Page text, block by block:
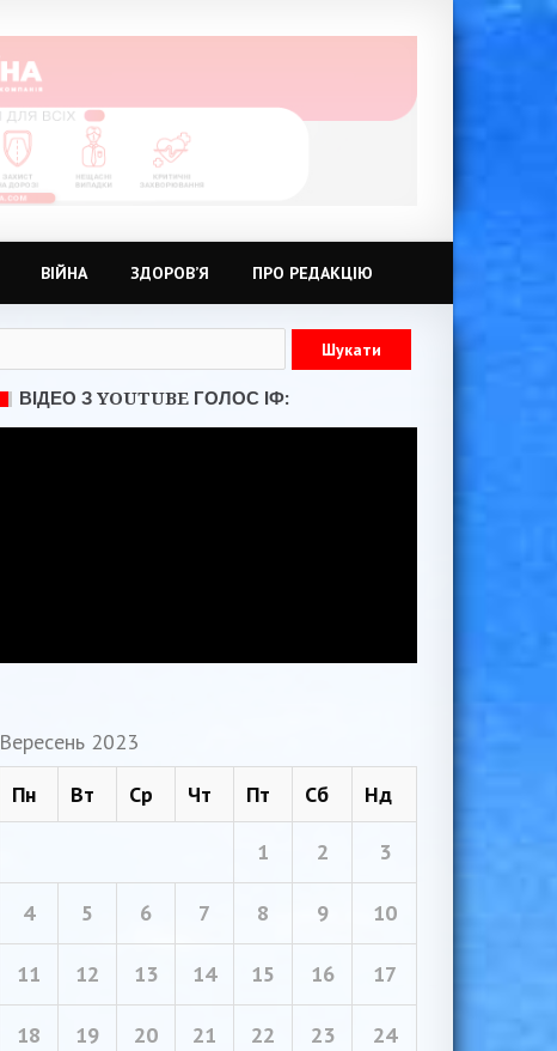
ВІЙНА ЗДОРОВ’Я ПРО РЕДАКЦІЮ
ВІДЕО З YOUTUBE ГОЛОС ІФ:
Вересень 2023
Пн
Вт Ср Чт Пт Сб Нд
1 2 3
4 5 6 7 8 9 10
11 12 13 14 15 16 17
18 19 20 21 22 23 24